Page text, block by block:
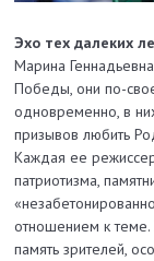
Эхо тех далеких
Марина
Победы, они по-
одновременно, в
призывов любить
Каждая ее
патриотизма,
отношением к теме.
память зрителей,